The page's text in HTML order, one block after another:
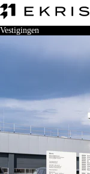
Vestigingen